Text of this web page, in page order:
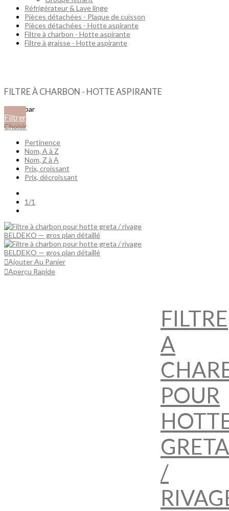
Réfrigérateur & Lave linge
Pièces détachées - Plaque de cuisson
Pièces détachées - Hotte aspirante
Filtre à charbon - Hotte aspirante
Filtre à graisse - Hotte aspirante
FILTRE À CHARBON - HOTTE ASPIRANTE
Filtrer par
Filtrer
Choisir
Pertinence
Nom, A à Z
Nom, Z à A
Prix, croissant
Prix, décroissant
1/1
Ajouter Au Panier
Aperçu Rapide
FILTRE
A
POUR
GRETA
/